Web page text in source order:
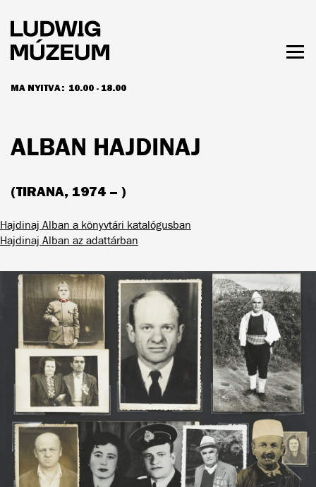
tartalomra
MA NYITVA: 10.00 - 18.00
NYITVATARTÁS ÉS JEGYÁRAK
ALBAN HAJDINAJ
(TIRANA, 1974 – )
Hajdinaj Alban a könyvtári katalógusban
Hajdinaj Alban az adattárban